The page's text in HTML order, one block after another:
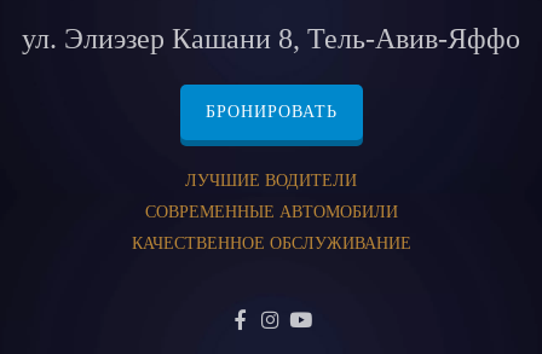
ул. Элиэзер Кашани 8, Тель-Авив-Яффо
БРОНИРОВАТЬ
ЛУЧШИЕ ВОДИТЕЛИ
СОВРЕМЕННЫЕ АВТОМОБИЛИ
КАЧЕСТВЕННОЕ ОБСЛУЖИВАНИЕ